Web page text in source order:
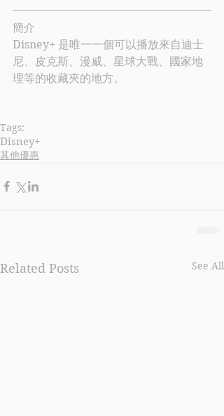
簡介
Disney+ 是唯一一個可以播放來自迪士
尼、皮克斯、漫威、星球大戰、國家地
理等的收藏夾的地方。
Tags:
Disney+
其他優惠
Related Posts See All